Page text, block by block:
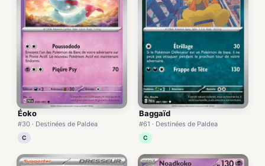
Éoko
#30 · Destinées de Paldea
C
Baggaïd
#61 · Destinées de Paldea
C